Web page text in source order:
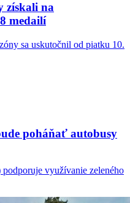
získali na
medailí
sa uskutočnil od piatku 10.
poháňať autobusy
využívanie zeleného